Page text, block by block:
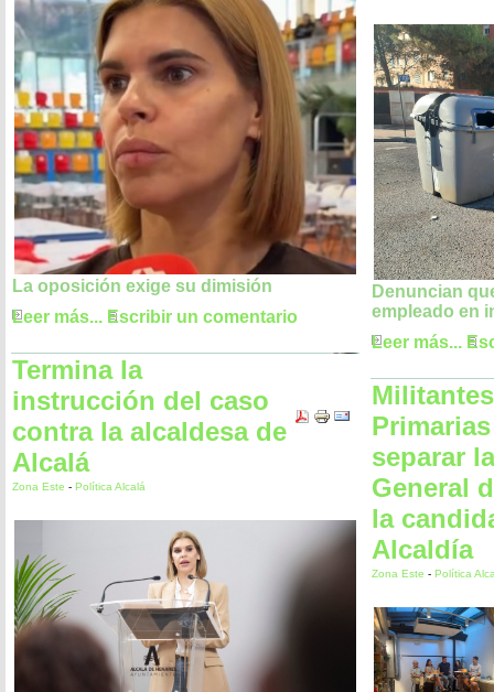
La oposición exige su dimisión
Leer más... Escribir un comentario
Termina la
instrucción del caso
contra la alcaldesa de
Alcalá
Zona Este - Política Alcalá
Denuncian
empleado en
Leer más...
separar
General
la
Alcaldía
Zona Este - Política